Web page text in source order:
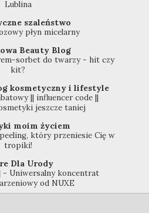
Lublina
szaleństwo
płyn micelarny
Beauty Blog
sorbet do twarzy - hit czy
kit?
kosmetyczny i lifestyle
|| influencer code ||
jeszcze taniej
moim życiem
który przeniesie Cię w
tropiki!
Dla Urody
- Uniwersalny koncentrat
od NUXE